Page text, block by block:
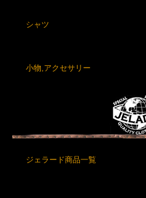
シャツ
小物,アクセサリー
ジェラード商品一覧